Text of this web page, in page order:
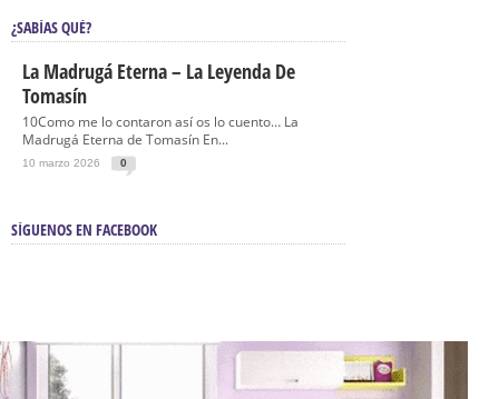
¿SABÍAS QUÉ?
La Madrugá Eterna – La Leyenda De
Tomasín
10Como me lo contaron así os lo cuento… La
Madrugá Eterna de Tomasín En...
10 marzo 2026 0
SÍGUENOS EN FACEBOOK